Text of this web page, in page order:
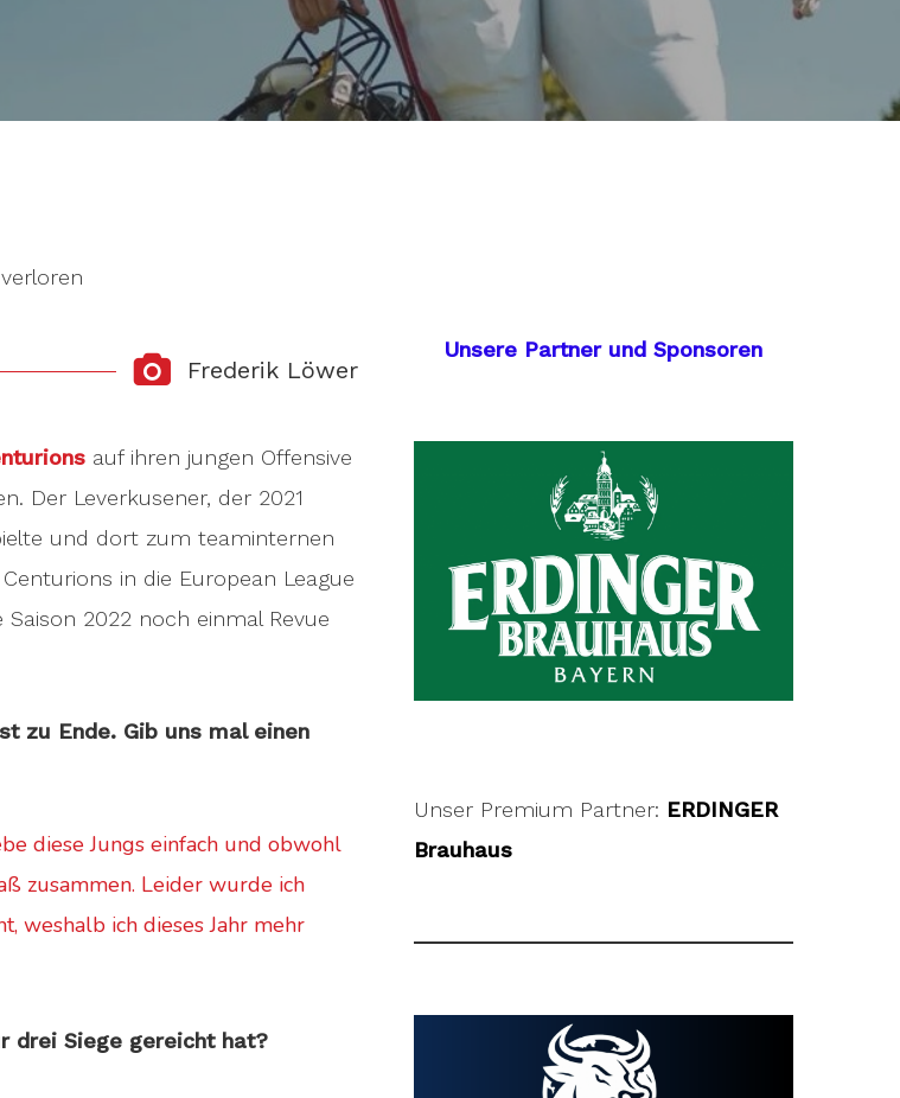
Frederik Löwer
auf ihren jungen Offensive
Der Leverkusener, der 2021
und dort zum teaminternen
in die European League
2022 noch einmal Revue
zu Ende. Gib uns mal einen
diese Jungs einfach und obwohl
zusammen. Leider wurde ich
weshalb ich dieses Jahr mehr
drei Siege gereicht hat?
Unsere Partner und Sponsoren
Unser Premium Partner: ERDINGER
Brauhaus